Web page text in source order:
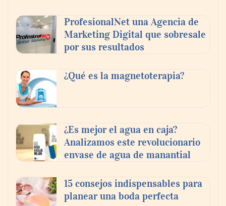
ProfesionalNet una Agencia de
Marketing Digital que sobresale
por sus resultados
¿Qué es la magnetoterapia?
¿Es mejor el agua en caja?
Analizamos este revolucionario
envase de agua de manantial
15 consejos indispensables para
planear una boda perfecta